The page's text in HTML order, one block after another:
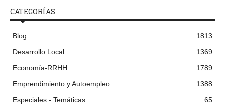
CATEGORÍAS
Blog
1813
Desarrollo Local
1369
Economía-RRHH
1789
Emprendimiento y Autoempleo
1388
Especiales - Temáticas
65